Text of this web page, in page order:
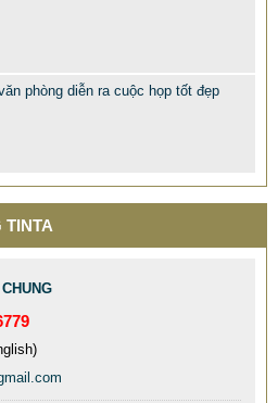
phòng diễn ra cuộc họp tốt đẹp
TINTA